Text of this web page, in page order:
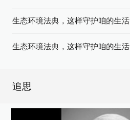
生态环境法典，这样守护咱的生活
生态环境法典，这样守护咱的生活
追思